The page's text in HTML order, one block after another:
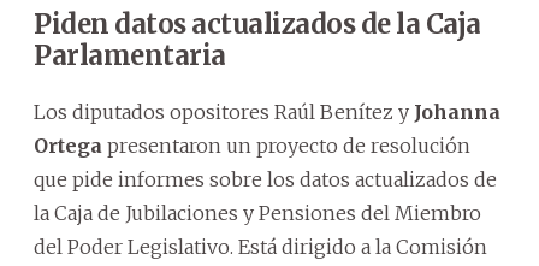
Piden datos actualizados de la Caja
Parlamentaria
Los diputados opositores Raúl Benítez y Johanna
Ortega presentaron un proyecto de resolución
que pide informes sobre los datos actualizados de
la Caja de Jubilaciones y Pensiones del Miembro
del Poder Legislativo. Está dirigido a la Comisión